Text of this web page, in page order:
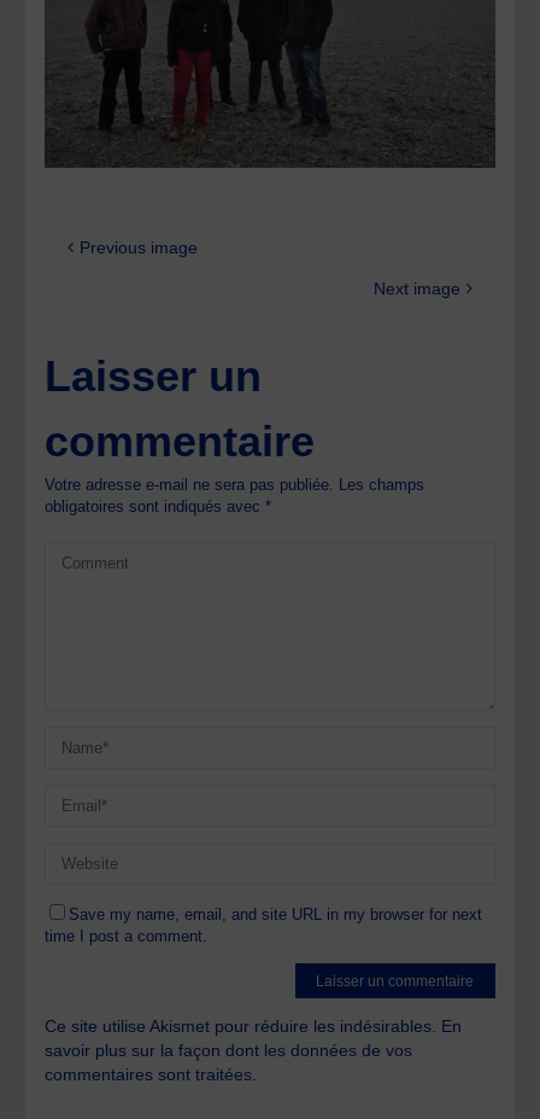
Previous image
Next image
Laisser un
commentaire
Votre adresse e-mail ne sera pas publiée. Les champs
obligatoires sont indiqués avec*
Save my name, email, and site URL in my browser for next
time I post a comment.
Ce site utilise Akismet pour réduire les indésirables. En
savoir plus sur la façon dont les données de vos
commentaires sont traitées.